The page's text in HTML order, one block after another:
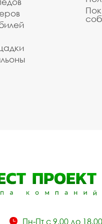
Пн-Пт с 9.00 до 18.00